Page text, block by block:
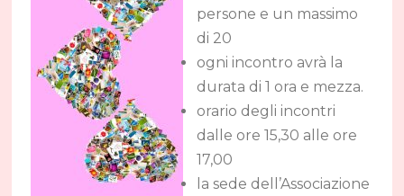
persone e un massimo
di 20
ogni incontro avrà la
durata di 1 ora e mezza.
orario degli incontri
dalle ore 15,30 alle ore
17,00
la sede dell’Associazione